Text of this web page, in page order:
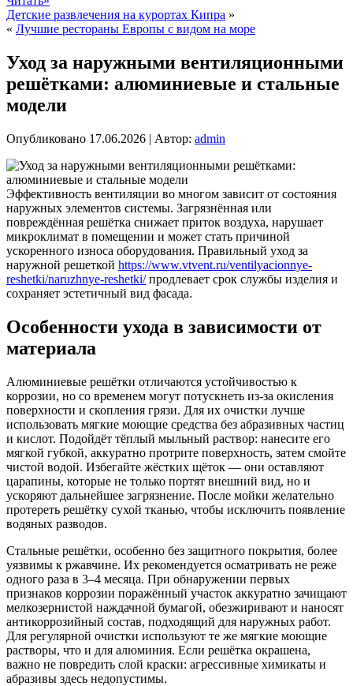
Детские развлечения на курортах Кипра »
« Лучшие рестораны Европы с видом на море
Уход за наружными вентиляционными
решётками: алюминиевые и стальные
модели
Опубликовано 17.06.2026 | Автор: admin
Эффективность вентиляции во многом зависит от состояния
наружных элементов системы. Загрязнённая или
повреждённая решётка снижает приток воздуха, нарушает
микроклимат в помещении и может стать причиной
ускоренного износа оборудования. Правильный уход за
наружной решеткой https://www.vtvent.ru/ventilyacionnye-
reshetki/naruzhnye-reshetki/продлевает срок службы изделия и
сохраняет эстетичный вид фасада.
Особенности ухода в зависимости от
материала
Алюминиевые решётки отличаются устойчивостью к
коррозии, но со временем могут потускнеть из-за окисления
поверхности и скопления грязи. Для их очистки лучше
использовать мягкие моющие средства без абразивных частиц
и кислот. Подойдёт тёплый мыльный раствор: нанесите его
мягкой губкой, аккуратно протрите поверхность, затем смойте
чистой водой. Избегайте жёстких щёток — они оставляют
царапины, которые не только портят внешний вид, но и
ускоряют дальнейшее загрязнение. После мойки желательно
протереть решётку сухой тканью, чтобы исключить появление
водяных разводов.
Стальные решётки, особенно без защитного покрытия, более
уязвимы к ржавчине. Их рекомендуется осматривать не реже
одного раза в 3–4 месяца. При обнаружении первых
признаков коррозии поражённый участок аккуратно зачищают
мелкозернистой наждачной бумагой, обезжиривают и наносят
антикоррозийный состав, подходящий для наружных работ.
Для регулярной очистки используют те же мягкие моющие
растворы, что и для алюминия. Если решётка окрашена,
важно не повредить слой краски: агрессивные химикаты и
абразивы здесь недопустимы.